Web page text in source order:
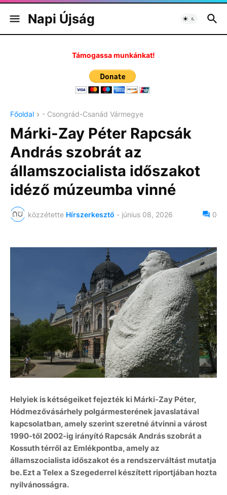
Napi Újság
Támogassa munkánkat!
Főoldal - Csongrád-Csanád Vármegye
Márki-Zay Péter Rapcsák
András szobrát az
államszocialista időszakot
idéző múzeumba vinné
közzétette Hírszerkesztő - június 08, 2026 0
Helyiek is kétségeiket fejezték ki Márki-Zay Péter,
Hódmezővásárhely polgármesterének javaslatával
kapcsolatban, amely szerint szeretné átvinni a várost
1990-től 2002-ig irányító Rapcsák András szobrát a
Kossuth térről az Emlékpontba, amely az
államszocialista időszakot és a rendszerváltást mutatja
be. Ezt a Telex a Szegederrel készített riportjában hozta
nyilvánosságra.